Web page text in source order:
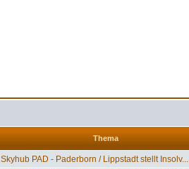
Thema
Skyhub PAD - Paderborn / Lippstadt stellt Insolv...